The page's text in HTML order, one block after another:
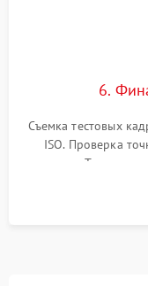
6.
Съемка тестовых
ISO. Проверка
мишени. Тест
вспышки,